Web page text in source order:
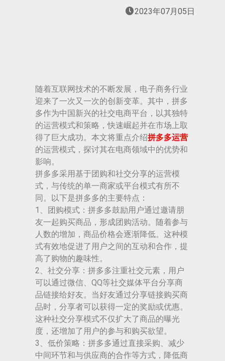
2023年07月05日
随着互联网技术的不断发展，电子商务行业
迎来了一次又一次的创新变革。其中，拼多
多作为中国新兴的社交电商平台，以其独特
的运营模式和策略，快速崛起并在市场上取
得了巨大成功。本文将重点介绍拼多多运营
的运营模式，探讨其在电商领域中的优势和
影响。
拼多多采用基于团购和社交分享的运营模
式，与传统的单一商家或平台模式有所不
同。以下是拼多多的主要特点：
1、团购模式：拼多多鼓励用户通过邀请朋
友一起购买商品，形成团购活动。随着参与
人数的增加，商品价格会逐渐降低。这种模
式有效地促进了用户之间的互动和合作，提
高了购物的趣味性。
2、社交分享：拼多多注重社交元素，用户
可以通过微信、QQ等社交媒体平台分享商
品链接给好友。当好友通过分享链接购买商
品时，分享者可以获得一定的奖励或优惠。
这种社交分享模式不仅扩大了商品的曝光
度，还增加了用户的参与和购买欲望。
3、低价策略：拼多多通过直接采购、减少
中间环节和与供应商的合作等方式，降低商